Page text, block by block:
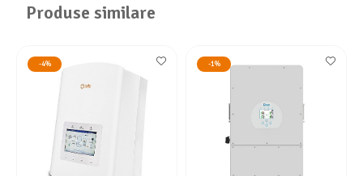
Produse similare
-4% -1%